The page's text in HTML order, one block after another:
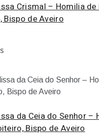
Crismal – Homilia de
de Aveiro
da Ceia do Senhor –
Bispo de Aveiro